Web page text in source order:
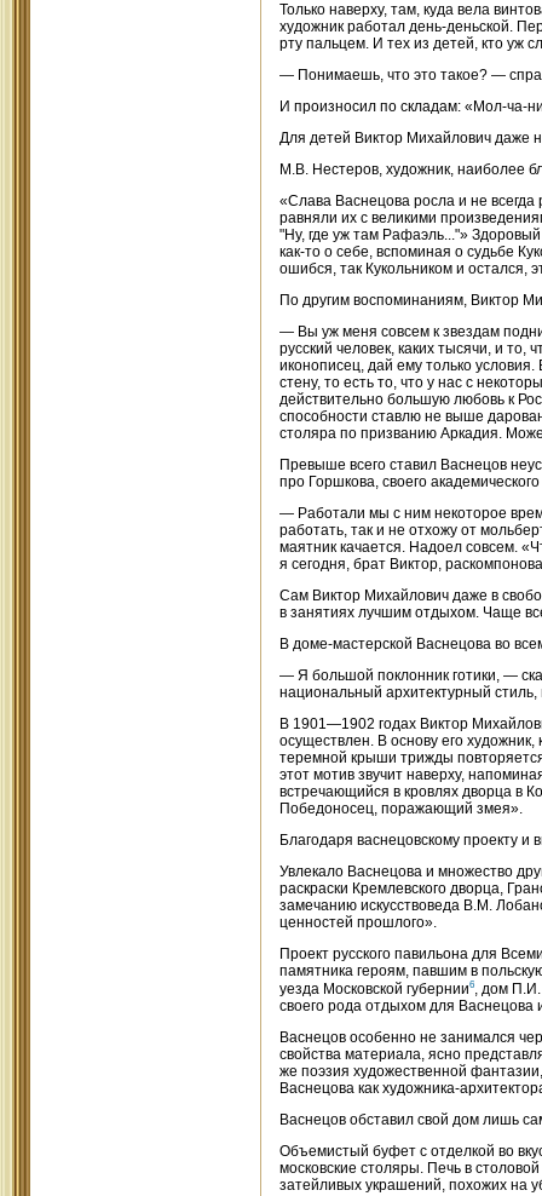
Только наверху, там, куда вела
художник работал день-деньской.
рту пальцем. И тех из детей, кто уж
— Понимаешь, что это такое? —
И произносил по складам: «Мол-ча-
Для детей Виктор Михайлович даже
М.В. Нестеров, художник, наиболее
«Слава Васнецова росла и не
равняли их с великими
"Ну, где уж там Рафаэль..."»
как-то о себе, вспоминая о судьбе
ошибся, так Кукольником и остался,
По другим воспоминаниям, Виктор
— Вы уж меня совсем к звездам
русский человек, каких тысячи, и
иконописец, дай ему только
стену, то есть то, что у нас с
действительно большую любовь к
способности ставлю не выше
столяра по призванию Аркадия.
Превыше всего ставил Васнецов
про Горшкова, своего
— Работали мы с ним некоторое
работать, так и не отхожу от
маятник качается. Надоел совсем.
я сегодня, брат Виктор,
Сам Виктор Михайлович даже в
в занятиях лучшим отдыхом. Чаще
В доме-мастерской Васнецова во
— Я большой поклонник готики, —
национальный архитектурный
В 1901—1902 годах Виктор
осуществлен. В основу его
теремной крыши трижды
этот мотив звучит наверху,
встречающийся в кровлях дворца в
Победоносец, поражающий змея».
Благодаря васнецовскому проекту
Увлекало Васнецова и множество
раскраски Кремлевского дворца,
замечанию искусствоведа В.М.
ценностей прошлого».
Проект русского павильона для
памятника героям, павшим в
уезда Московской губернии6, дом П.И.
своего рода отдыхом для Васнецова
Васнецов особенно не занимался
свойства материала, ясно
же поэзия художественной
Васнецова как художника-
Васнецов обставил свой дом лишь
Объемистый буфет с отделкой во
московские столяры. Печь в
затейливых украшений, похожих на